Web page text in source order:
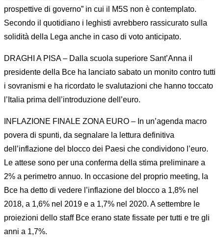
prospettive di governo” in cui il M5S non è contemplato.
Secondo il quotidiano i leghisti avrebbero rassicurato sulla
solidità della Lega anche in caso di voto anticipato.
DRAGHI A PISA – Dalla scuola superiore Sant’Anna il
presidente della Bce ha lanciato sabato un monito contro tutti
i sovranismi e ha ricordato le svalutazioni che hanno toccato
l’Italia prima dell’introduzione dell’euro.
INFLAZIONE FINALE ZONA EURO – In un’agenda macro
povera di spunti, da segnalare la lettura definitiva
dell’inflazione del blocco dei Paesi che condividono l’euro.
Le attese sono per una conferma della stima preliminare a
2% a perimetro annuo. In occasione del proprio meeting, la
Bce ha detto di vedere l’inflazione del blocco a 1,8% nel
2018, a 1,6% nel 2019 e a 1,7% nel 2020. A settembre le
proiezioni dello staff Bce erano state fissate per tutti e tre gli
anni a 1,7%.